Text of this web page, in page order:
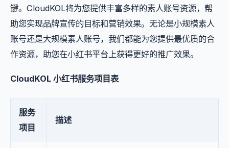
键。CloudKOL将为您提供丰富多样的素人账号资源，帮
助您实现品牌宣传的目标和营销效果。无论是小规模素人
账号还是大规模素人账号，我们都能为您提供最优质的合
作资源，助您在小红书平台上获得更好的推广效果。
CloudKOL 小红书服务项目表
服务
项目
描述